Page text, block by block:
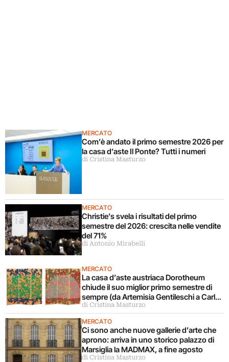
MERCATO
Com’è andato il primo semestre 2026 per
la casa d’aste Il Ponte? Tutti i numeri
di Cristina Masturzo
MERCATO
Christie’s svela i risultati del primo
semestre del 2026: crescita nelle vendite
del 71%
di Antonio Mirabelli
MERCATO
La casa d’aste austriaca Dorotheum
chiude il suo miglior primo semestre di
sempre (da Artemisia Gentileschi a Carla
Accardi)
di Cristina Masturzo
MERCATO
Ci sono anche nuove gallerie d’arte che
aprono: arriva in uno storico palazzo di
Marsiglia la MADMAX, a fine agosto
di Cristina Masturzo